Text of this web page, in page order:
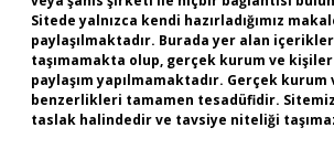
Sitede yalnızca kendi hazırladığımız
paylaşılmaktadır. Burada yer alan
taşımamakta olup, gerçek kurum ve kişiler
paylaşım yapılmamaktadır. Gerçek
benzerlikleri tamamen tesadüfidir.
taslak halindedir ve tavsiye niteliği